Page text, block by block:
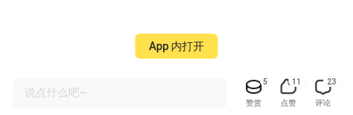
说点什么吧~
5
赞赏
11
点赞
23
评论
App 内打开